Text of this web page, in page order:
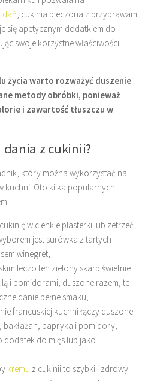
dań, cukinia pieczona z przyprawami
się apetycznym dodatkiem do
swoje korzystne właściwości
życia warto rozważyć duszenie
metody obróbki, ponieważ
i zawartość tłuszczu w
dania z cukinii?
który można wykorzystać na
kuchni. Oto kilka popularnych
w cienkie plasterki lub zetrzeć
jest surówka z tartych
winegret,
leczo ten zielony skarb świetnie
i pomidorami, duszone razem, te
danie pełne smaku,
francuskiej kuchni łączy duszone
papryka i pomidory,
dodatek do mięs lub jako
kremu z cukinii to szybki i zdrowy